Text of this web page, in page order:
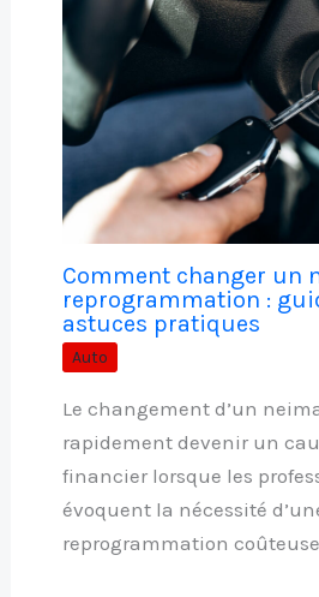
Comment changer un
reprogrammation :
astuces pratiques
Auto
Le changement d’un
rapidement devenir un
financier lorsque les
évoquent la nécessité
reprogrammation